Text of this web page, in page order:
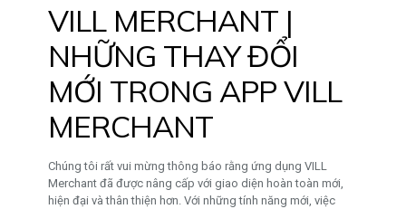
VILL MERCHANT |
NHỮNG THAY ĐỔI
MỚI TRONG APP VILL
MERCHANT
Chúng tôi rất vui mừng thông báo rằng ứng dụng VILL
Merchant đã được nâng cấp với giao diện hoàn toàn mới,
hiện đại và thân thiện hơn. Với những tính năng mới, việc